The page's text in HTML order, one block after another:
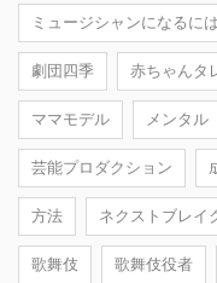
ミュージシャンになるには
劇団四季 赤ちゃんタ
ママモデル メンタル
芸能プロダクション
方法 ネクストブレイ
歌舞伎 歌舞伎役者